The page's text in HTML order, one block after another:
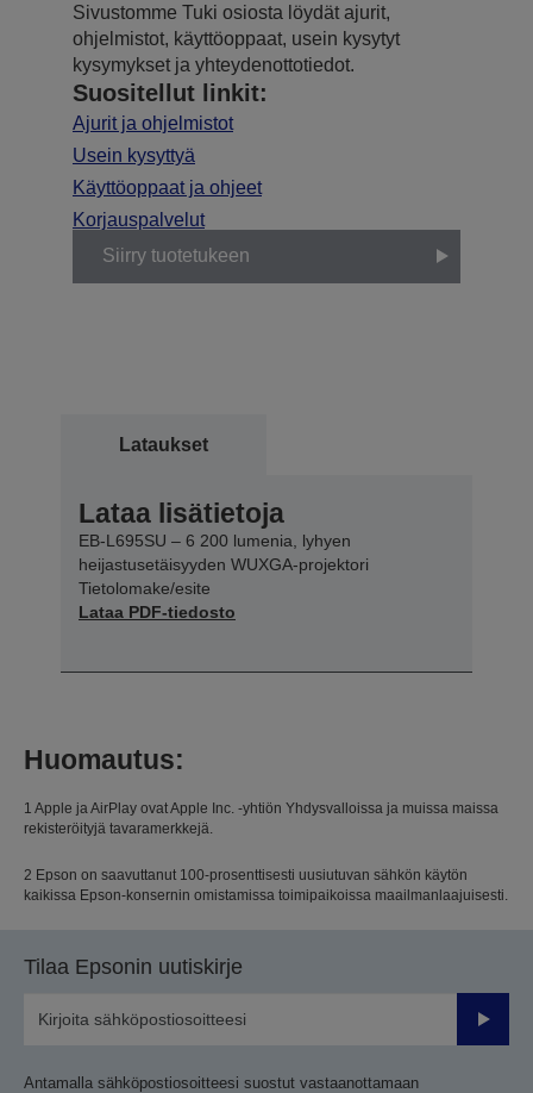
Sivustomme Tuki osiosta löydät ajurit,
ohjelmistot, käyttöoppaat, usein kysytyt
kysymykset ja yhteydenottotiedot.
Suositellut linkit:
Ajurit ja ohjelmistot
Usein kysyttyä
Käyttöoppaat ja ohjeet
Korjauspalvelut
Siirry tuotetukeen
Lataukset
Lataa lisätietoja
EB-L695SU – 6 200 lumenia, lyhyen
heijastusetäisyyden WUXGA-projektori
Tietolomake/esite
Lataa PDF-tiedosto
Huomautus:
1 Apple ja AirPlay ovat Apple Inc. -yhtiön Yhdysvalloissa ja muissa maissa
rekisteröityjä tavaramerkkejä.
2 Epson on saavuttanut 100-prosenttisesti uusiutuvan sähkön käytön
kaikissa Epson-konsernin omistamissa toimipaikoissa maailmanlaajuisesti.
Tilaa Epsonin uutiskirje
Lähetä
Antamalla sähköpostiosoitteesi suostut vastaanottamaan